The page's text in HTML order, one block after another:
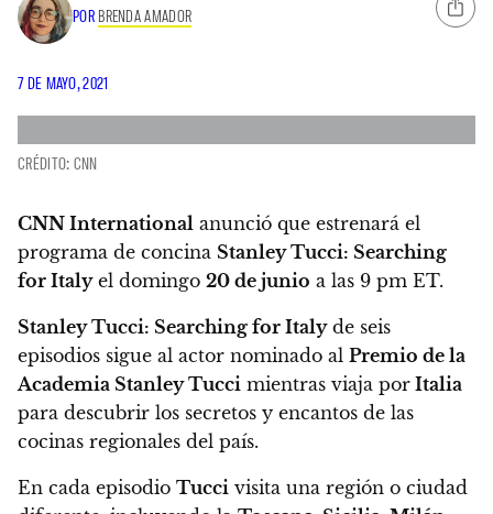
POR BRENDA AMADOR
7 DE MAYO, 2021
CRÉDITO: CNN
CNN International anunció que estrenará el
programa de concina Stanley Tucci: Searching
for Italyel domingo 20 de junio a las 9 pm ET.
Stanley Tucci: Searching for Italyde seis
episodios sigue al actor nominado al Premio de la
Academia Stanley Tucci mientras viaja por Italia
para descubrir los secretos y encantos de las
cocinas regionales del país.
En cada episodio Tucci visita una región o ciudad